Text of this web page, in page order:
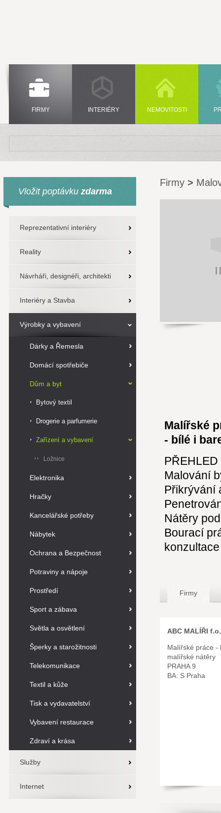
FIRMY INTERIÉRY NEMOVITOSTI
Vložit poptávku zdarma
Reprezentativní interiéry
Reality
Návrháři, designéři, architekti
Interiéry a Stavba
Výrobky a vybavení
Dárky a Řemesla
Domácí spotřebiče
Dům a byt
Bytový textil
Drogerie a parfumerie
Zařízení a vybavení
Ložnice
Elektronika
Hračky
Kancelářské potřeby
Nábytek
Ochrana a Bezpečnost
Potraviny a nápoje
Prostředí
Sport a zábava
Světla a osvětlení
Šperky a starožitnosti
Telekomunikace
Textil a kůže
Tisk a vydavatelství
Vybavení restaurace
Zdraví a krása
Služby
Internet
Firmy >
Malířské
- bílé i
Malování
Přikrývání
Nátěry
Bourací
Firmy
ABC MALÍŘI f.o.
Malířské práce -
malířské nátěry
PRAHA 9
BA: S Praha